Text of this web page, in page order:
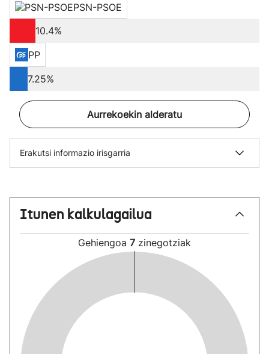
PSN-PSOE
10.4%
PP
7.25%
Aurrekoekin alderatu
Erakutsi informazio irisgarria
Itunen kalkulagailua
Gehiengoa 7 zinegotziak